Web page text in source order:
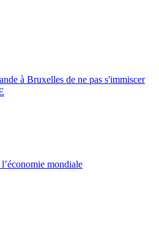
à Bruxelles de ne pas s'immiscer
mondiale